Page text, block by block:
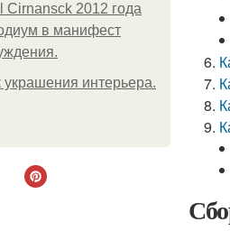
Cirnansck 2012 года
в манифест
украшения интерьера.